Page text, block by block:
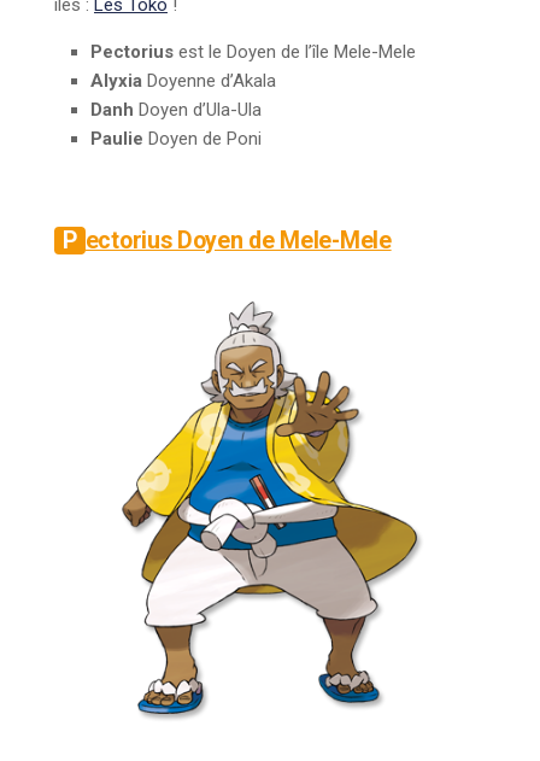
îles : Les Toko !
Pectorius est le Doyen de l’île Mele-Mele
Alyxia Doyenne d’Akala
Danh Doyen d’Ula-Ula
Paulie Doyen de Poni
Pectorius Doyen de Mele-Mele